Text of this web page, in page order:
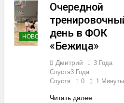
НОВОСТИ
Очередной
день в ФОК
«Бежица»
Дмитрий
3 Года
Спустя3 Года
Спустя
0 1 Минуты
Читать далее